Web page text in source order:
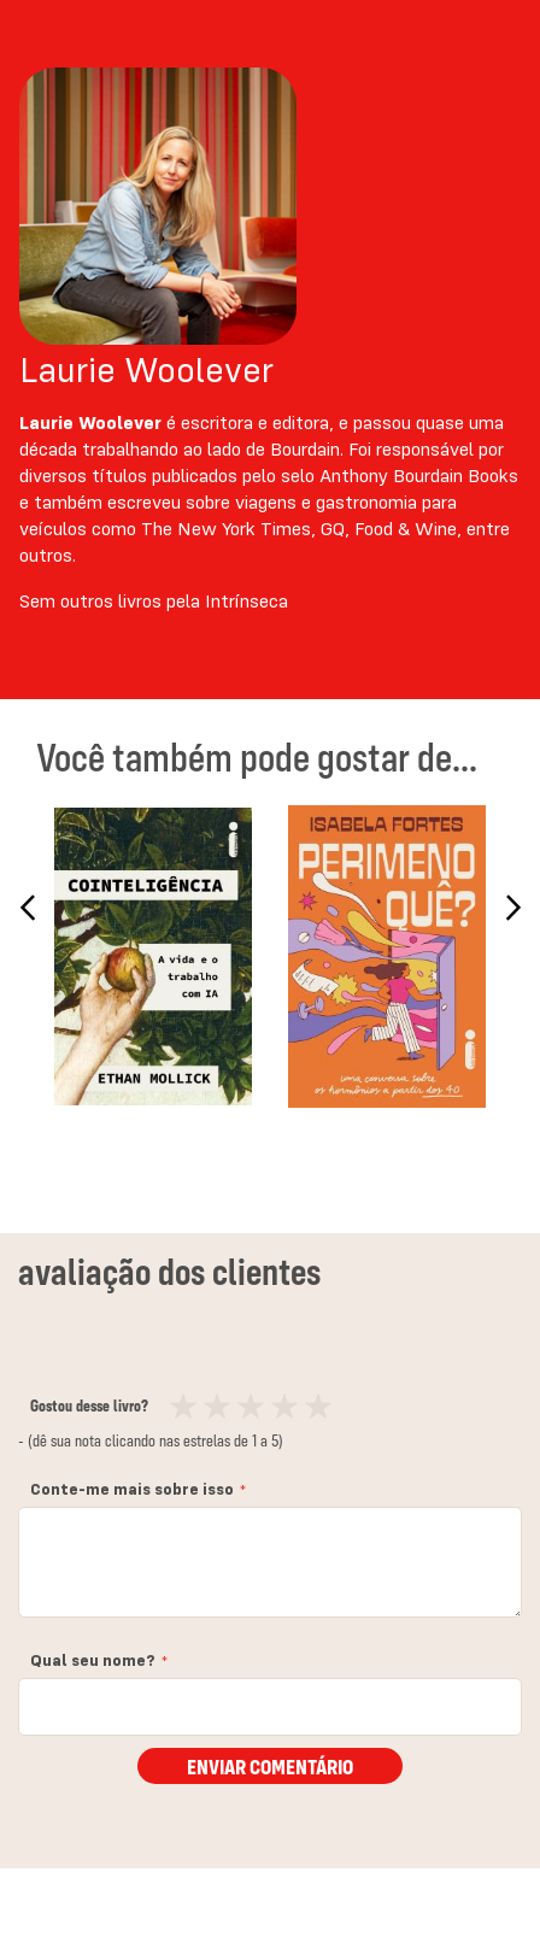
Laurie Woolever
Laurie Woolever é escritora e editora, e passou quase uma
década trabalhando ao lado de Bourdain. Foi responsável por
diversos títulos publicados pelo selo Anthony Bourdain Books
e também escreveu sobre viagens e gastronomia para
veículos como The New York Times, GQ, Food & Wine, entre
outros.
Sem outros livros pela Intrínseca
Você também pode gostar de...
Gostou desse livro?
12
3
4
5
- (dê sua nota clicando nas estrelas de 1 a 5)
Conte-me mais sobre isso
Qual seu nome?
ENVIAR COMENTÁRIO